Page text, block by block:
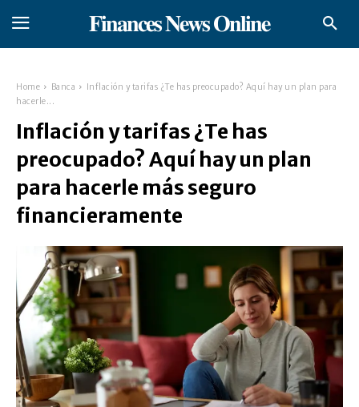
𝐅𝐢𝐧𝐚𝐧𝐜𝐞𝐬 𝐍𝐞𝐰𝐬 𝐎𝐧𝐥𝐢𝐧𝐞
Home Banca
Inflación y tarifas ¿Te has preocupado? Aquí hay un plan para
hacerle...
Inflación y tarifas ¿Te has
preocupado? Aquí hay un plan
para hacerle más seguro
financieramente